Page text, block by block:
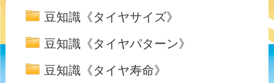
豆知識《タイヤサイズ》
豆知識《タイヤパターン》
豆知識《タイヤ寿命》